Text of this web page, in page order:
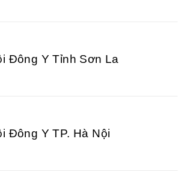
Đông Y Tỉnh Sơn La
Đông Y TP. Hà Nội